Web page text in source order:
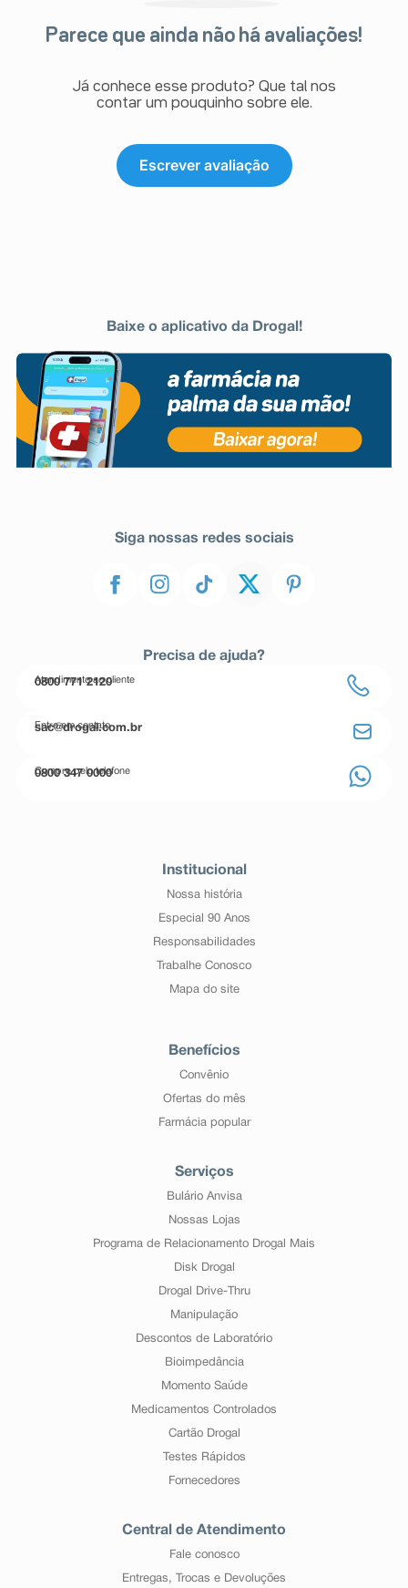
Parece que ainda não há avaliações!
Já conhece esse produto? Que tal nos
contar um pouquinho sobre ele.
Escrever avaliação
Baixe o aplicativo da Drogal!
Siga nossas redes sociais
Precisa de ajuda?
Atendimento ao cliente
0800 771 2120
Entre em contato
sac@drogal.com.br
Compre pelo telefone
0800 347 0000
Institucional
Nossa história
Especial 90 Anos
Responsabilidades
Trabalhe Conosco
Mapa do site
Benefícios
Convênio
Ofertas do mês
Farmácia popular
Serviços
Bulário Anvisa
Nossas Lojas
Programa de Relacionamento Drogal Mais
Disk Drogal
Drogal Drive-Thru
Manipulação
Descontos de Laboratório
Bioimpedância
Momento Saúde
Medicamentos Controlados
Cartão Drogal
Testes Rápidos
Fornecedores
Central de Atendimento
Fale conosco
Entregas, Trocas e Devoluções